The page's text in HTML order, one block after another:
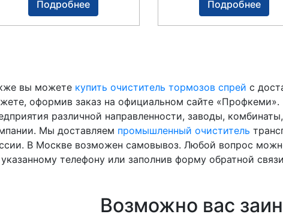
Подробнее Подробнее
вы можете купить очиститель тормозов спрей с
оформив заказ на официальном сайте
различной направленности, заводы,
Мы доставляем промышленный очиститель
В Москве возможен самовывоз. Любой вопрос
телефону или заполнив форму обратной
Возможно вас